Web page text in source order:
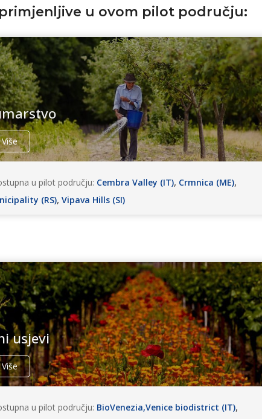
u ovom pilot području:
u pilot području: Cembra Valley (IT), Crmnica (ME),
(RS), Vipava Hills (SI)
usjevi
u pilot području: BioVenezia,Venice biodistrict (IT),